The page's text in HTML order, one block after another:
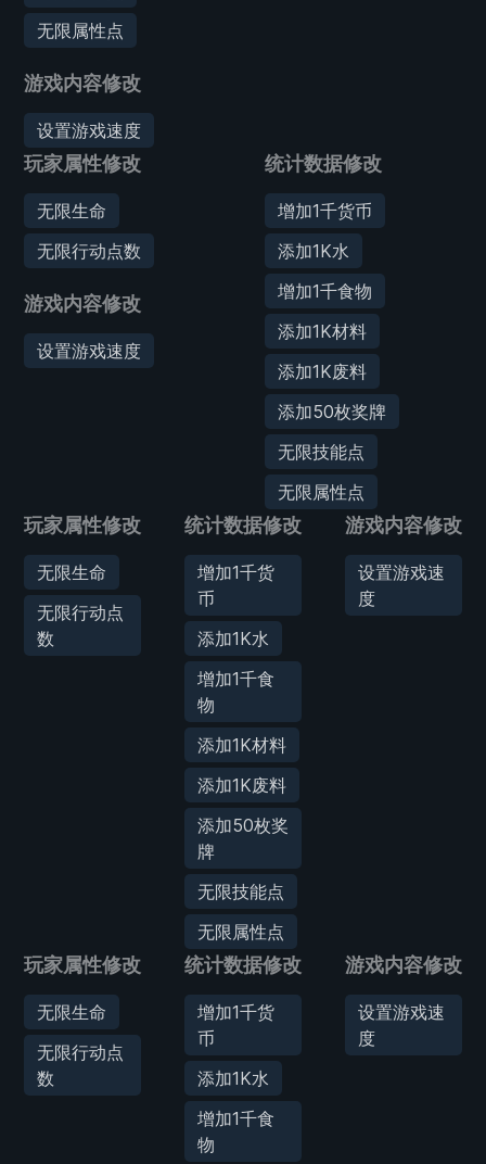
无限属性点
游戏内容修改
设置游戏速度
玩家属性修改
无限生命
无限行动点数
游戏内容修改
设置游戏速度
统计数据修改
增加1千货币
添加1K水
增加1千食物
添加1K材料
添加1K废料
添加50枚奖牌
无限技能点
无限属性点
玩家属性修改
无限生命
无限行动点
数
统计数据修改
增加1千货
币
添加1K水
增加1千食
物
添加1K材料
添加1K废料
添加50枚奖
牌
无限技能点
无限属性点
游戏内容修改
设置游戏速
度
玩家属性修改
无限生命
无限行动点
数
统计数据修改
增加1千货
币
添加1K水
增加1千食
物
游戏内容修改
设置游戏速
度